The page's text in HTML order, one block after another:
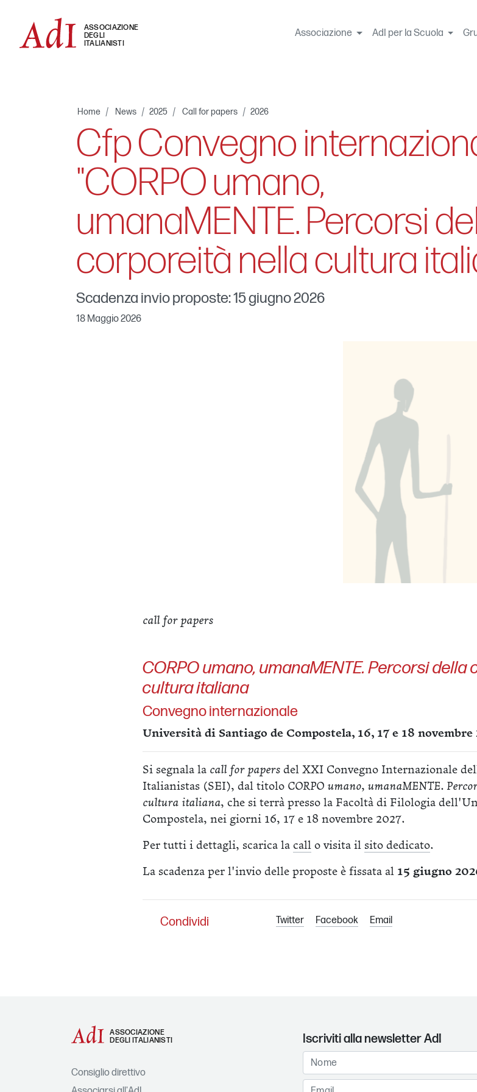
ASSOCIAZIONE
DEGLI
ITALIANISTI
Associazione AdI per la Scuola
Home News 2025 Call for papers 2026
Cfp Convegno
"CORPO umano,
umanaMENTE. Percorsi
corporeità nella cultura
Scadenza invio proposte: 15 giugno 2026
18 Maggio 2026
call for papers
CORPO umano, umanaMENTE. Percorsi della
cultura italiana
Convegno internazionale
Università di Santiago de Compostela, 16, 17 e 18 novembre
Si segnala la call for papersdel XXI Convegno Internazionale
Italianistas (SEI), dal titolo CORPO umano, umanaMENTE.
cultura italiana, che si terrà presso la Facoltà di Filologia
Compostela, nei giorni 16, 17 e 18 novembre 2027.
Per tutti i dettagli, scarica la callo visita il sito dedicato.
La scadenza per l'invio delle proposte è fissata al 15 giugno
Condividi Twitter Facebook Email
ASSOCIAZIONE
DEGLI ITALIANISTI
Consiglio direttivo
Iscriviti alla newsletter AdI